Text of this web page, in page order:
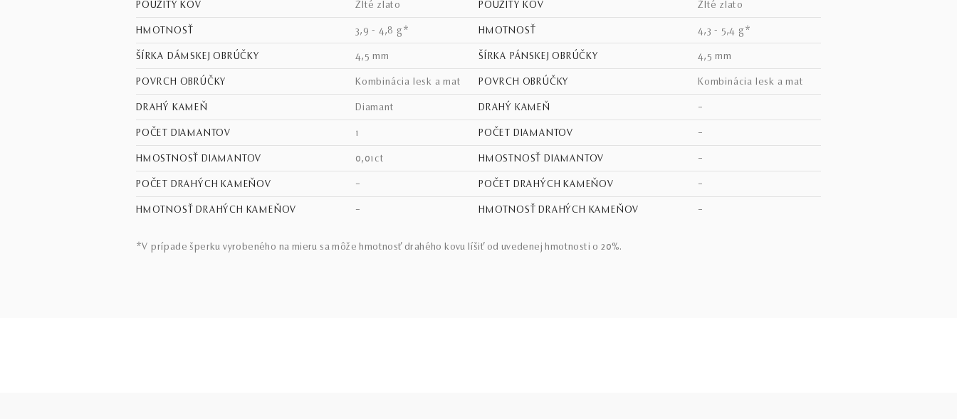
POUŽITÝ KOV žlté zlato
HMOTNOSŤ 3,9 - 4,8 g*
ŠÍRKA DÁMSKEJ OBRÚČKY 4,5 mm
POVRCH OBRÚČKY kombinácia lesk a mat
DRAHÝ KAMEŇ diamant
POČET DIAMANTOV 1
HMOSTNOSŤ DIAMANTOV 0,01ct
POČET DRAHÝCH KAMEŇOV –
HMOTNOSŤ DRAHÝCH KAMEŇOV –
POUŽITÝ KOV žlté zlato
HMOTNOSŤ 4,3 - 5,4 g*
ŠÍRKA PÁNSKEJ OBRÚČKY 4,5 mm
POVRCH OBRÚČKY kombinácia lesk a mat
DRAHÝ KAMEŇ –
POČET DIAMANTOV –
HMOSTNOSŤ DIAMANTOV –
POČET DRAHÝCH KAMEŇOV –
HMOTNOSŤ DRAHÝCH KAMEŇOV –
*V prípade šperku vyrobeného na mieru sa môže hmotnosť drahého kovu líšiť od uvedenej hmotnosti o 20%.